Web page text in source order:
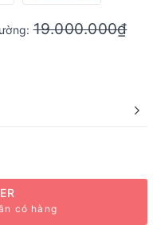
19.000.000₫
có hàng